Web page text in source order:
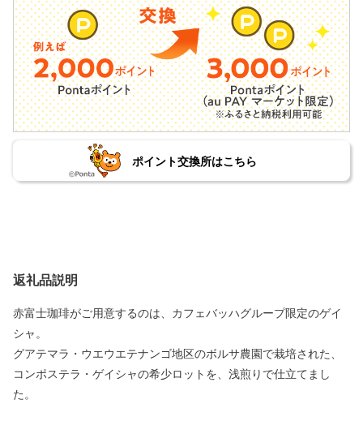
ポイント交換所はこちら
返礼品説明
赤富士珈琲がご用意するのは、カフェバッハグループ限定のゲイ
シャ。
グアテマラ・ウエウエテナンゴ地区のボルサ農園で栽培された、
コンポステラ・ゲイシャの希少ロットを、浅煎りで仕立てまし
た。